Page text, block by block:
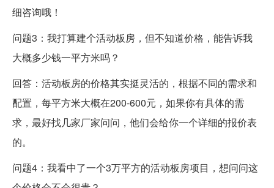
细咨询哦！
问题3：我打算建个活动板房，但不知道价格，能告诉我
大概多少钱一平方米吗？
回答：活动板房的价格其实挺灵活的，根据不同的需求和
配置，每平方米大概在200-600元，如果你有具体的需
求，最好找几家厂家问问，他们会给你一个详细的报价表
的。
问题4：我看中了一个3万平方的活动板房项目，想问问这